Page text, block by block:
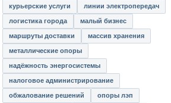
курьерские услуги линии электропередач
логистика города малый бизнес
маршруты доставки массив хранения
металлические опоры
надёжность энергосистемы
налоговое администрирование
обжалование решений опоры лэп